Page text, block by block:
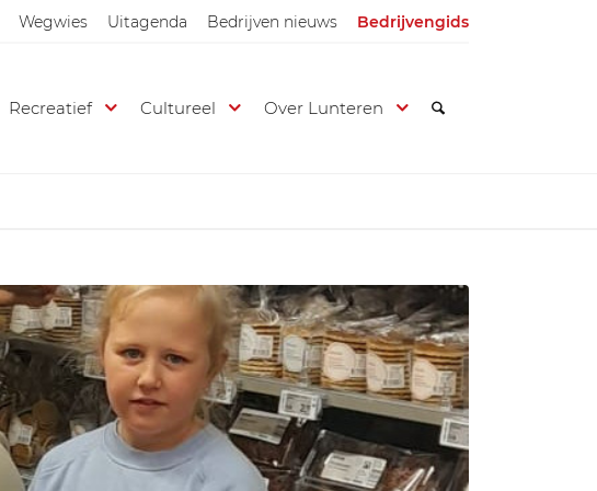
Wegwies Uitagenda Bedrijven nieuws Bedrijvengids
Recreatief Cultureel Over Lunteren